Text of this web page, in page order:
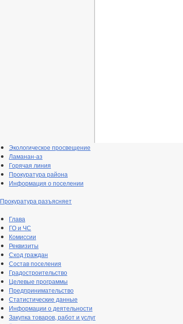
Экологическое просвещение
Ламанан-аз
Горячая линия
Прокуратура района
Информация о поселении
Прокуратура разъясняет
Глава
ГО и ЧС
Комиссии
Реквизиты
Сход граждан
Состав поселения
Градостроительство
Целевые программы
Предпринимательство
Статистические данные
Информации о деятельности
Закупка товаров, работ и услуг